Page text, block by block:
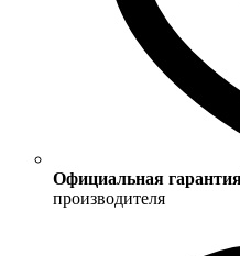
Официальная
производителя